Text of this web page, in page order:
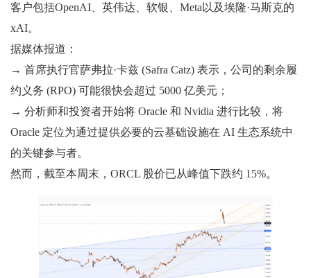
客户包括OpenAI、英伟达、软银、Meta以及埃隆·马斯克的
xAI。
据媒体报道：
→ 首席执行官萨弗拉·卡兹 (Safra Catz) 表示，公司的剩余履
约义务 (RPO) 可能很快会超过 5000 亿美元；
→ 分析师和投资者开始将 Oracle 和 Nvidia 进行比较，将
Oracle 定位为通过提供必要的云基础设施在 AI 生态系统中
的关键参与者。
然而，截至本周末，ORCL 股价已从峰值下跌约 15%。